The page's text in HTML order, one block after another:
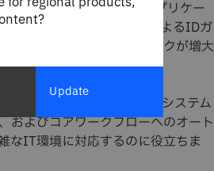
ーション、多数のSaaSアプリケー
この複雑さにより、手動によるIDガ
り、セキュリティー・リスクが増大
元化された可視性、異種のシステム
およびコアワークフローへのオート
なIT環境に対応するのに役立ちま
Update